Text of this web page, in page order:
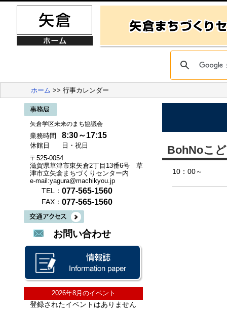
ホーム >> 行事カレンダー
矢倉学区未来のまち協議会
業務時間 8:30～17:15
休館日
日・祝日
〒525-0054
滋賀県草津市東矢倉2丁目13番6号 草
津市立矢倉まちづくりセンター内
e-mail:yagura@machikyou.jp
TEL： 077-565-1560
FAX： 077-565-1560
お問い合わせ
2026年8月のイベント
登録されたイベントはありません
BohNoこ
10：00～